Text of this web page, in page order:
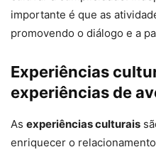
importante é que as
promovendo o diálogo e a
Experiências
experiências de
As experiências culturais
enriquecer o